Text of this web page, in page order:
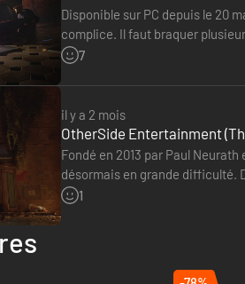
Disponible sur PC depuis le 20
complice. Il faut braquer
aura été plutôt courte.…
7
il y a 2 mois
OtherSide Entertainment
Fondé en 2013 par Paul
désormais en grande difficulté.
après l'annulation du…
1